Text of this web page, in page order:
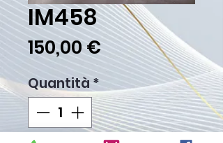
IM458
150,00 €Prezzo
Quantità *